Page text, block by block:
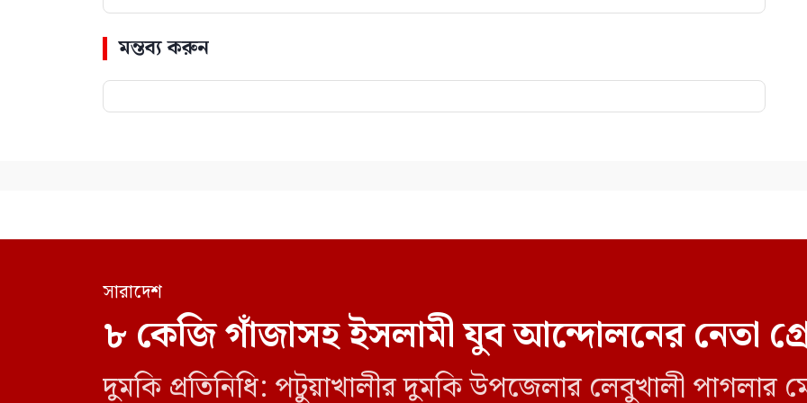
মন্তব্য করুন
সারাদেশ
৮ কেজি গাঁজাসহ ইসলামী যুব আন্দোলনের নেতা
দুমকি প্রতিনিধি: পটুয়াখালীর দুমকি উপজেলার লেবুখালী পাগলার